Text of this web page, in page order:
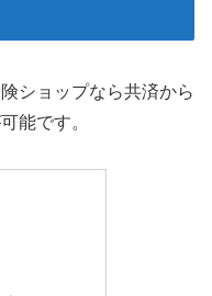
ショップなら共済から
能です。